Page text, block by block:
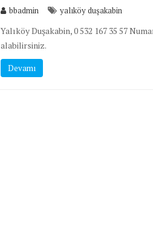
bbadmin yalıköy duşakabin
Yalıköy Duşakabin, 0 532 167 35 57
alabilirsiniz.
Devamı